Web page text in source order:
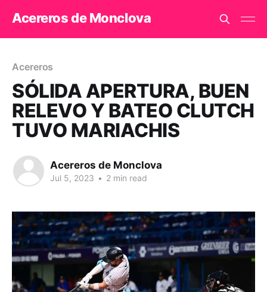
Acereros de Monclova
Acereros
SÓLIDA APERTURA, BUEN
RELEVO Y BATEO CLUTCH
TUVO MARIACHIS
Acereros de Monclova
Jul 5, 2023 • 2 min read